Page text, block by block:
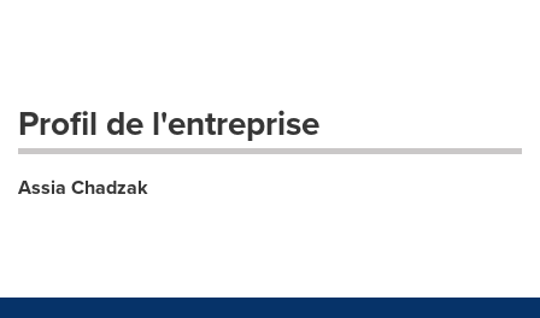
Profil de l'entreprise
Assia Chadzak